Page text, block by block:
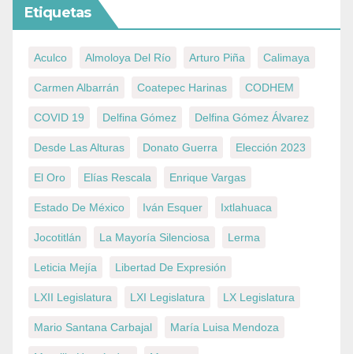
Etiquetas
Aculco Almoloya Del Río Arturo Piña Calimaya
Carmen Albarrán Coatepec Harinas CODHEM
COVID 19 Delfina Gómez Delfina Gómez Álvarez
Desde Las Alturas Donato Guerra Elección 2023
El Oro Elías Rescala Enrique Vargas
Estado De México Iván Esquer Ixtlahuaca
Jocotitlán La Mayoría Silenciosa Lerma
Leticia Mejía Libertad De Expresión
LXII Legislatura LXI Legislatura LX Legislatura
Mario Santana Carbajal María Luisa Mendoza